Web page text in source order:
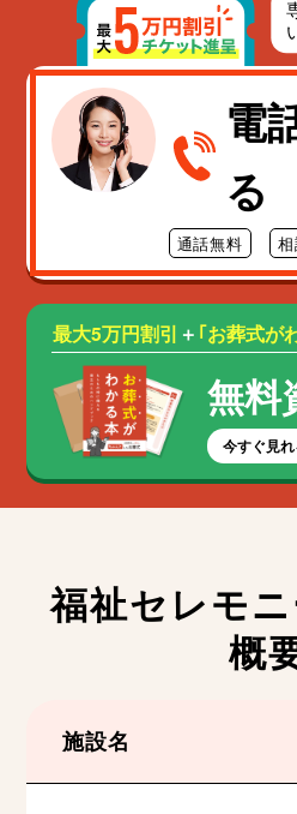
電
る
通話無料
最大5万円割引 ＋ ｢お葬式が
無料
今すぐ見
福祉セレモ
概
施設名